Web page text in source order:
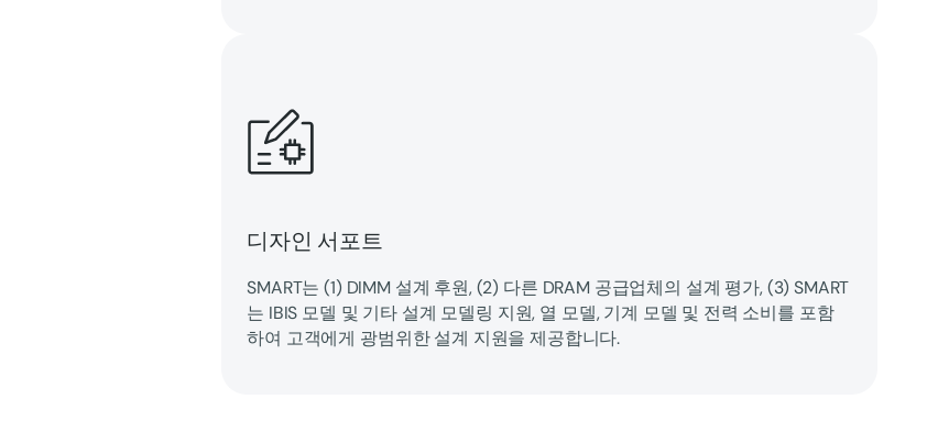
디자인 서포트
SMART는 (1) DIMM 설계 후원, (2) 다른 DRAM 공급업체의 설계 평가, (3) SMART
는 IBIS 모델 및 기타 설계 모델링 지원, 열 모델, 기계 모델 및 전력 소비를 포함
하여 고객에게 광범위한 설계 지원을 제공합니다.